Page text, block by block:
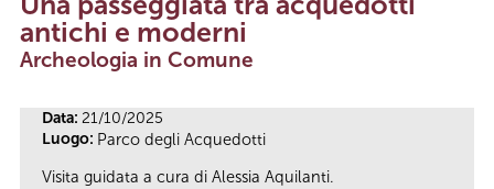
antichi e moderni
Archeologia in Comune
Data: 21/10/2025
Luogo: Parco degli Acquedotti
Visita guidata a cura di Alessia Aquilanti.